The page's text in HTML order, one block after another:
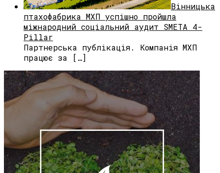
Вінницька
птахофабрика МХП успішно пройшла
міжнародний соціальний аудит SMETA 4-
Pillar
Партнерська публікація. Компанія МХП
працює за […]